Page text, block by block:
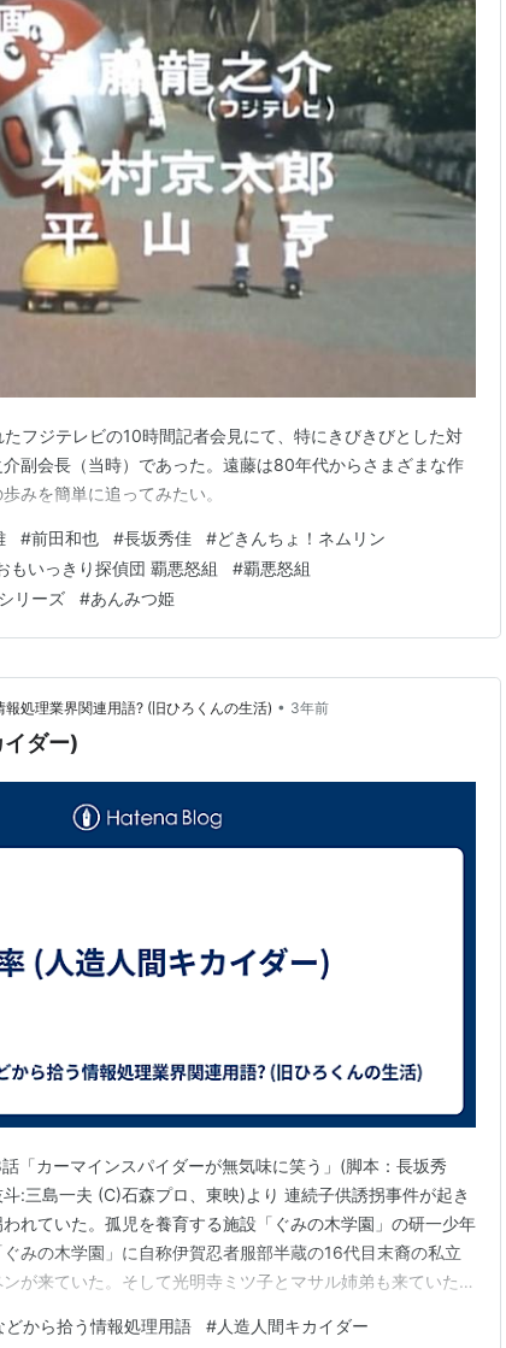
フジテレビの10時間記者会見にて、特にきびきびとした対
副会長（当時）であった。遠藤は80年代からさまざまな作
みを簡単に追ってみたい。
#前田和也 #長坂秀佳 #どきんちょ！ネムリン
もいっきり探偵団 覇悪怒組 #覇悪怒組
リーズ #あんみつ姫
処理業界関連用語? (旧ひろくんの生活) • 3年前
ダー)
「カーマインスパイダーが無気味に笑う」(脚本：長坂秀
:三島一夫 (C)石森プロ、東映)より 連続子供誘拐事件が起き
れていた。孤児を養育する施設「ぐみの木学園」の研一少年
みの木学園」に自称伊賀忍者服部半蔵の16代目末裔の私立
が来ていた。そして光明寺ミツ子とマサル姉弟も来ていた。
」教師雪村アキ子と研一少年から話を聞くハンペン。 ハン
どから拾う情報処理用語 #人造人間キカイダー